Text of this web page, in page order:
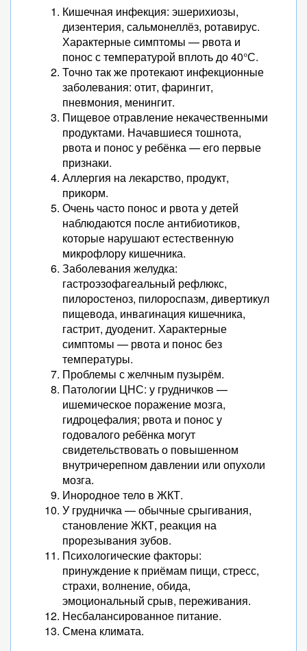
Кишечная инфекция: эшерихиозы,
дизентерия, сальмонеллёз, ротавирус.
Характерные симптомы — рвота и
понос с температурой вплоть до 40°С.
Точно так же протекают инфекционные
заболевания: отит, фарингит,
пневмония, менингит.
Пищевое отравление некачественными
продуктами. Начавшиеся тошнота,
рвота и понос у ребёнка — его первые
признаки.
Аллергия на лекарство, продукт,
прикорм.
Очень часто понос и рвота у детей
наблюдаются после антибиотиков,
которые нарушают естественную
микрофлору кишечника.
Заболевания желудка:
гастроэзофагеальный рефлюкс,
пилоростеноз, пилороспазм, дивертикул
пищевода, инвагинация кишечника,
гастрит, дуоденит. Характерные
симптомы — рвота и понос без
температуры.
Проблемы с желчным пузырём.
Патологии ЦНС: у грудничков —
ишемическое поражение мозга,
гидроцефалия; рвота и понос у
годовалого ребёнка могут
свидетельствовать о повышенном
внутричерепном давлении или опухоли
мозга.
Инородное тело в ЖКТ.
У грудничка — обычные срыгивания,
становление ЖКТ, реакция на
прорезывания зубов.
Психологические факторы:
принуждение к приёмам пищи, стресс,
страхи, волнение, обида,
эмоциональный срыв, переживания.
Несбалансированное питание.
Смена климата.